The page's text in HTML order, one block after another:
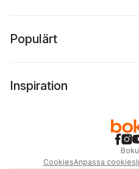
Populärt
Inspiration
CookiesAnpassa cookies